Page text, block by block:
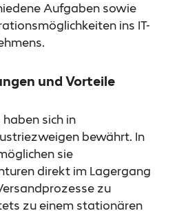
Aufgaben sowie
ins IT-
und Vorteile
sich in
bewährt. In
sie
direkt im Lagergang
zu
zu einem stationären